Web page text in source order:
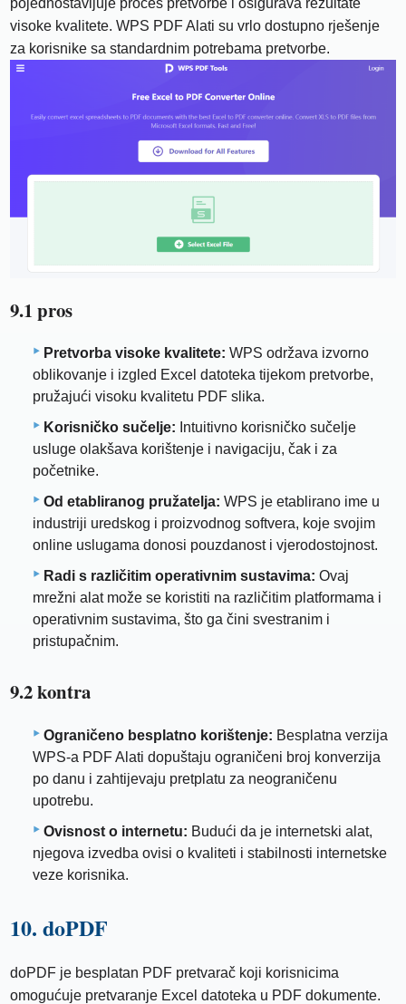
visoke kvalitete. WPS PDF Alati su vrlo dostupno rješenje
za korisnike sa standardnim potrebama pretvorbe.
9.1 pros
Pretvorba visoke kvalitete: WPS održava izvorno
oblikovanje i izgled Excel datoteka tijekom pretvorbe,
pružajući visoku kvalitetu PDF slika.
Korisničko sučelje: Intuitivno korisničko sučelje
usluge olakšava korištenje i navigaciju, čak i za
početnike.
Od etabliranog pružatelja: WPS je etablirano ime u
industriji uredskog i proizvodnog softvera, koje svojim
online uslugama donosi pouzdanost i vjerodostojnost.
Radi s različitim operativnim sustavima: Ovaj
mrežni alat može se koristiti na različitim platformama i
operativnim sustavima, što ga čini svestranim i
pristupačnim.
9.2 kontra
Ograničeno besplatno korištenje: Besplatna verzija
WPS-a PDF Alati dopuštaju ograničeni broj konverzija
po danu i zahtijevaju pretplatu za neograničenu
upotrebu.
Ovisnost o internetu: Budući da je internetski alat,
njegova izvedba ovisi o kvaliteti i stabilnosti internetske
veze korisnika.
10. doPDF
doPDF je besplatan PDF pretvarač koji korisnicima
omogućuje pretvaranje Excel datoteka u PDF dokumente.